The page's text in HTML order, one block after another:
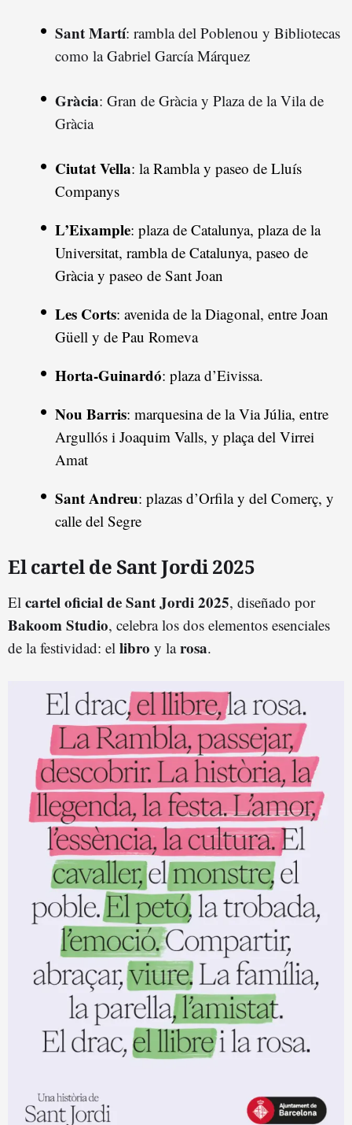
Sant Martí: rambla del Poblenou y Bibliotecas
como la Gabriel García Márquez
Gràcia: Gran de Gràcia y Plaza de la Vila de
Gràcia
Ciutat Vella: la Rambla y paseo de Lluís
Companys
L’Eixample: plaza de Catalunya, plaza de la
Universitat, rambla de Catalunya, paseo de
Gràcia y paseo de Sant Joan
Les Corts: avenida de la Diagonal, entre Joan
Güell y de Pau Romeva
Horta-Guinardó: plaza d’Eivissa.
Nou Barris: marquesina de la Via Júlia, entre
Argullós i Joaquim Valls, y plaça del Virrei
Amat
Sant Andreu: plazas d’Orfila y del Comerç, y
calle del Segre
El cartel de Sant Jordi 2025
El cartel oficial de Sant Jordi 2025, diseñado por
Bakoom Studio, celebra los dos elementos esenciales
de la festividad: el libro y larosa.